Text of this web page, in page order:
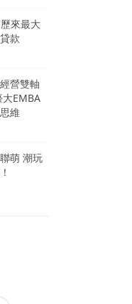
來最大
款
營雙軸
EMBA
維
萌 潮玩